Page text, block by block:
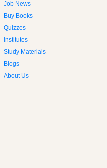
Job News
Buy Books
Quizzes
Institutes
Study Materials
Blogs
About Us